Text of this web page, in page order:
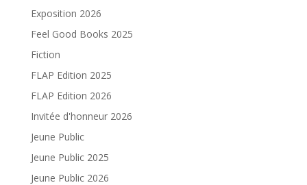
Exposition 2026
Feel Good Books 2025
Fiction
FLAP Edition 2025
FLAP Edition 2026
Invitée d'honneur 2026
Jeune Public
Jeune Public 2025
Jeune Public 2026